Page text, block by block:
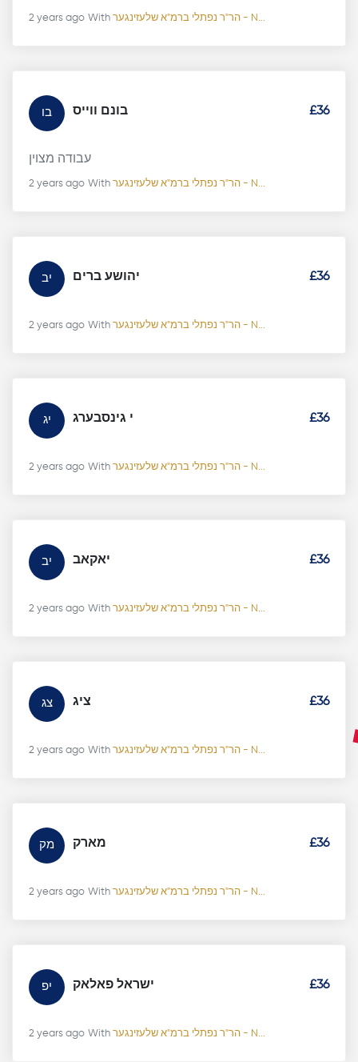
2 years ago With הר"ר נפתלי ברמ"א שלעזינגער - N...
בו בונם ווייס £36
עבודה מצוין
2 years ago With הר"ר נפתלי ברמ"א שלעזינגער - N...
יב יהושע ברים £36
2 years ago With הר"ר נפתלי ברמ"א שלעזינגער - N...
יג י גינסבערג £36
2 years ago With הר"ר נפתלי ברמ"א שלעזינגער - N...
יב יאקאב £36
2 years ago With הר"ר נפתלי ברמ"א שלעזינגער - N...
צג ציג £36
2 years ago With הר"ר נפתלי ברמ"א שלעזינגער - N...
מק מארק £36
2 years ago With הר"ר נפתלי ברמ"א שלעזינגער - N...
יפ ישראל פאלאק £36
2 years ago With הר"ר נפתלי ברמ"א שלעזינגער - N...